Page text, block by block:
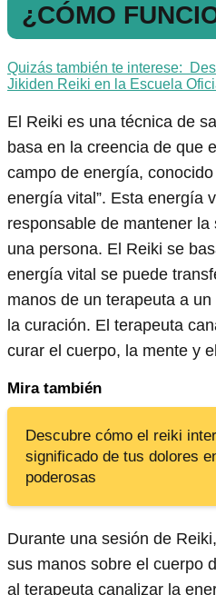
¿CÓMO
Quizás también te interese:
Jikiden Reiki en la Escuela
El Reiki es una técnica de
basa en la creencia de que
campo de energía,
energía vital”. Esta energía
responsable de mantener
una persona. El Reiki se
energía vital se puede
manos de un terapeuta a
la curación. El terapeuta
curar el cuerpo, la mente y
Mira también
Descubre cómo el reiki
significado de tus dolores
poderosas
Durante una sesión de
sus manos sobre el cuerpo
al terapeuta canalizar la